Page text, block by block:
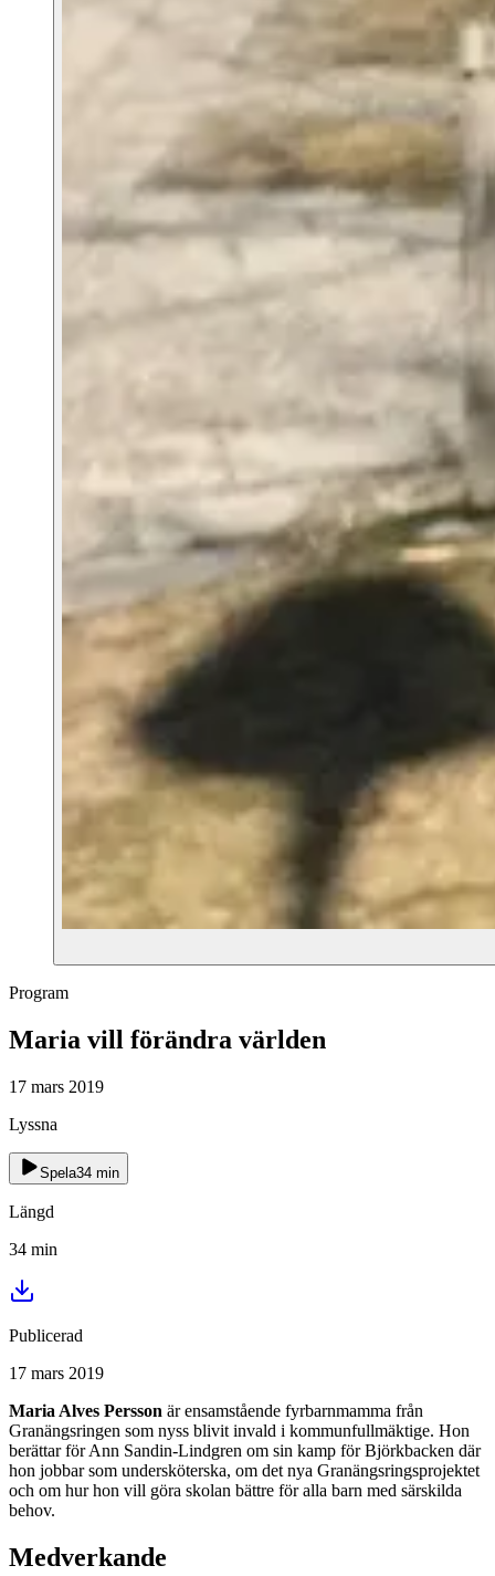
Program
Maria vill förändra världen
17 mars 2019
Lyssna
Spela34 min
Längd
34 min
Publicerad
17 mars 2019
Maria Alves Persson är ensamstående fyrbarnmamma från
Granängsringen som nyss blivit invald i kommunfullmäktige. Hon
berättar för Ann Sandin-Lindgren om sin kamp för Björkbacken där
hon jobbar som undersköterska, om det nya Granängsringsprojektet
och om hur hon vill göra skolan bättre för alla barn med särskilda
behov.
Medverkande